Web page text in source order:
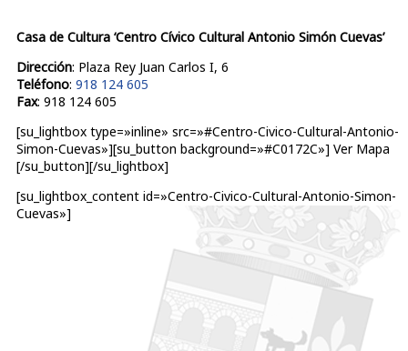
Casa de Cultura ‘Centro Cívico Cultural Antonio Simón Cuevas’
Dirección: Plaza Rey Juan Carlos I, 6
Teléfono: 918 124 605
Fax: 918 124 605
[su_lightbox type=»inline» src=»#Centro-Civico-Cultural-Antonio-
Simon-Cuevas»][su_button background=»#C0172C»] Ver Mapa
[/su_button][/su_lightbox]
[su_lightbox_content id=»Centro-Civico-Cultural-Antonio-Simon-
Cuevas»]